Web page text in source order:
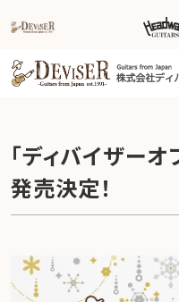
「ディバイザーオ
発売決定！